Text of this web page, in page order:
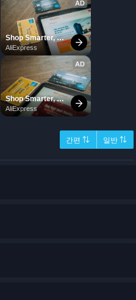
간편 ⇅ 일반 ⇅